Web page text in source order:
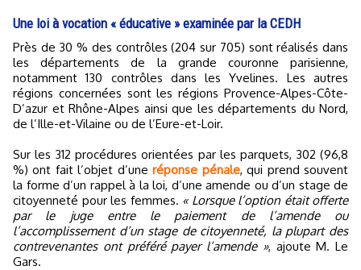
Une loi à vocation « éducative » examinée par la CEDH
Près de 30 % des contrôles (204 sur 705) sont réalisés dans
les départements de la grande couronne parisienne,
notamment 130 contrôles dans les Yvelines. Les autres
régions concernées sont les régions Provence-Alpes-Côte-
D’azur et Rhône-Alpes ainsi que les départements du Nord,
de l’Ille-et-Vilaine ou de l’Eure-et-Loir.
Sur les 312 procédures orientées par les parquets, 302 (96,8
%) ont fait l’objet d’uneréponse pénale, qui prend souvent
la forme d’un rappel à la loi, d’une amende ou d’un stage de
citoyenneté pour les femmes. « Lorsque l’option était offerte
par le juge entre le paiement de l’amende ou
l’accomplissement d’un stage de citoyenneté, la plupart des
contrevenantes ont préféré payer l’amende », ajoute M. Le
Gars.